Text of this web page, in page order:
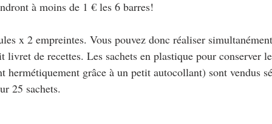
à moins de 1 € les 6 barres!
x 2 empreintes. Vous pouvez donc réaliser
livret de recettes. Les sachets en plastique pour conserver
hermétiquement grâce à un petit autocollant) sont vendus
25 sachets.